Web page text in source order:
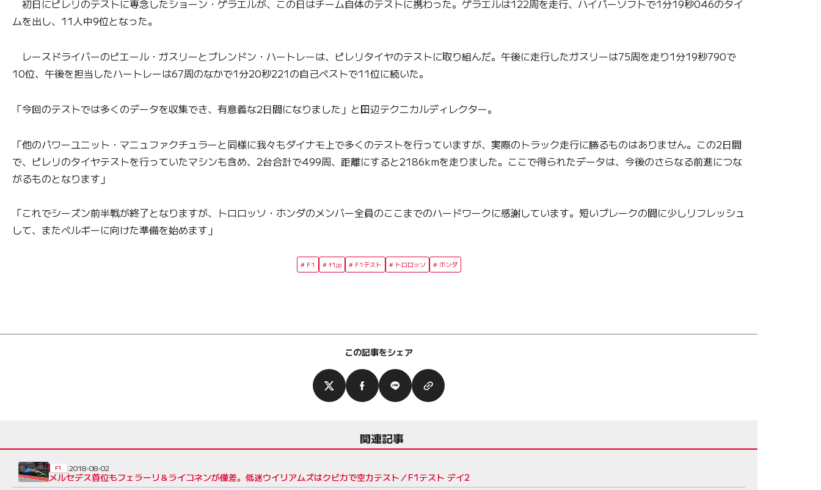
初日にピレリのテストに専念したショーン・ゲラエルが、この日はチーム自体のテストに携わった。ゲラエルは122周を走行、ハイパーソフトで1分19秒046のタイ
ムを出し、11人中9位となった。
レースドライバーのピエール・ガスリーとブレンドン・ハートレーは、ピレリタイヤのテストに取り組んだ。午後に走行したガスリーは75周を走り1分19秒790で
10位、午後を担当したハートレーは67周のなかで1分20秒221の自己ベストで11位に続いた。
「今回のテストでは多くのデータを収集でき、有意義な2日間になりました」と田辺テクニカルディレクター。
「他のパワーユニット・マニュファクチュラーと同様に我々もダイナモ上で多くのテストを行っていますが、実際のトラック走行に勝るものはありません。この2日間
で、ピレリのタイヤテストを行っていたマシンも含め、2台合計で499周、距離にすると2186kmを走りました。ここで得られたデータは、今後のさらなる前進につな
がるものとなります」
「これでシーズン前半戦が終了となりますが、トロロッソ・ホンダのメンバー全員のここまでのハードワークに感謝しています。短いブレークの間に少しリフレッシュ
して、またベルギーに向けた準備を始めます」
F1 f1jp F1テスト トロロッソ ホンダ
この記事をシェア
関連記事
メルセデス首位もフェラーリ＆ライコネンが僅差。低迷ウイリアムズはクビカで空力テスト／F1テスト デイ2
F1 2018-08-02